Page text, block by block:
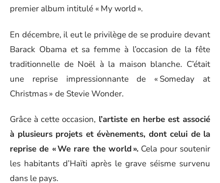
premier album intitulé « My world ».
En décembre, il eut le privilège de se produire devant
Barack Obama et sa femme à l’occasion de la fête
traditionnelle de Noël à la maison blanche. C’était
une reprise impressionnante de « Someday at
Christmas » de Stevie Wonder.
Grâce à cette occasion, l’artiste en herbe est associé
à plusieurs projets et évènements, dont celui de la
reprise de « We rare the world ».Cela pour soutenir
les habitants d’Haïti après le grave séisme survenu
dans le pays.